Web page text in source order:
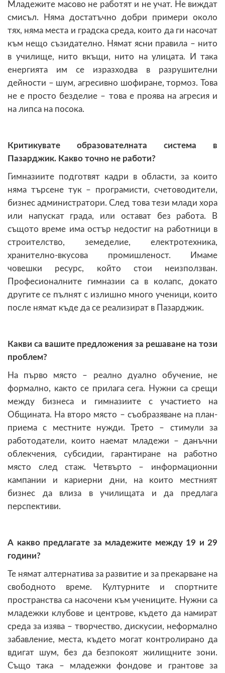
Младежите масово не работят и не учат. Не виждат
смисъл. Няма достатъчно добри примери около
тях, няма места и градска среда, които да ги насочат
към нещо съзидателно. Нямат ясни правила – нито
в училище, нито вкъщи, нито на улицата. И така
енергията им се изразходва в разрушителни
дейности – шум, агресивно шофиране, тормоз. Това
не е просто безделие – това е проява на агресия и
на липса на посока.
Критикувате образователната система в
Пазарджик. Какво точно не работи?
Гимназиите подготвят кадри в области, за които
няма търсене тук – програмисти, счетоводители,
бизнес администратори. След това тези млади хора
или напускат града, или остават без работа. В
същото време има остър недостиг на работници в
строителство, земеделие, електротехника,
хранително-вкусова промишленост. Имаме
човешки ресурс, който стои неизползван.
Професионалните гимназии са в колапс, докато
другите се пълнят с излишно много ученици, които
после нямат къде да се реализират в Пазарджик.
Какви са вашите предложения за решаване на този
проблем?
На първо място – реално дуално обучение, не
формално, както се прилага сега. Нужни са срещи
между бизнеса и гимназиите с участието на
Общината. На второ място – съобразяване на план-
приема с местните нужди. Трето – стимули за
работодатели, които наемат младежи – данъчни
облекчения, субсидии, гарантиране на работно
място след стаж. Четвърто – информационни
кампании и кариерни дни, на които местният
бизнес да влиза в училищата и да предлага
перспективи.
А какво предлагате за младежите между 19 и 29
години?
Те нямат алтернатива за развитие и за прекарване на
свободното време. Културните и спортните
пространства са насочени към учениците. Нужни са
младежки клубове и центрове, където да намират
среда за изява – творчество, дискусии, неформално
забавление, места, където могат контролирано да
вдигат шум, без да безпокоят жилищните зони.
Също така – младежки фондове и грантове за